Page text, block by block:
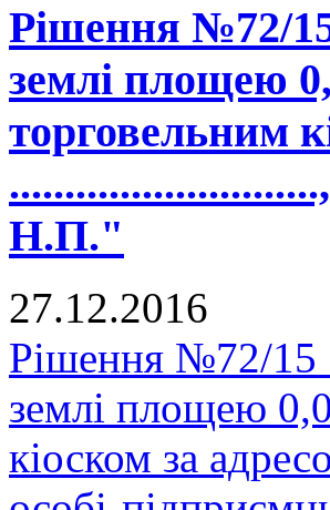
Рішення №72/
землі площею
торговельним
Н.П."
27.12.2016
Рішення №72/15
землі площею
кіоском за